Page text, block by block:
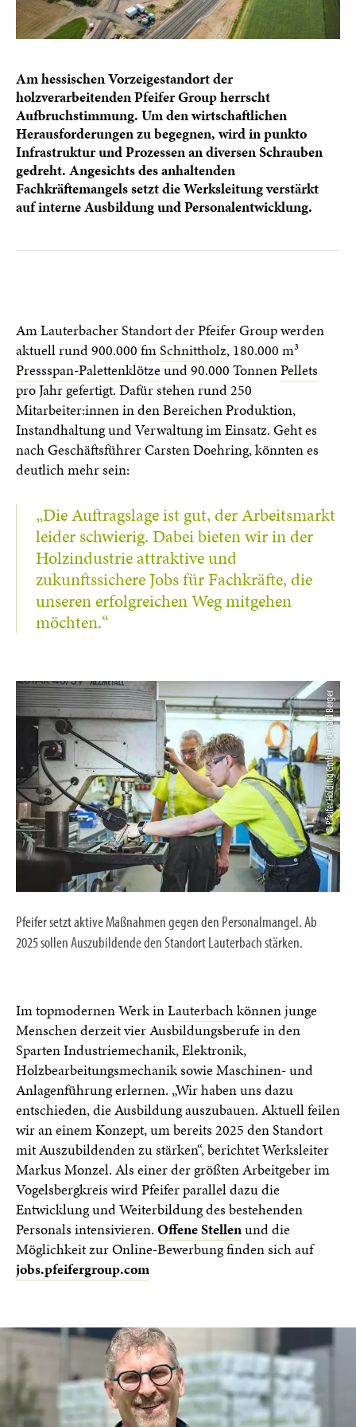
Am hessischen Vorzeigestandort der
holzverarbeitenden Pfeifer Group herrscht
Aufbruchstimmung. Um den wirtschaftlichen
Herausforderungen zu begegnen, wird in punkto
Infrastruktur und Prozessen an diversen Schrauben
gedreht. Angesichts des anhaltenden
Fachkräftemangels setzt die Werksleitung verstärkt
auf interne Ausbildung und Personalentwicklung.
Am Lauterbacher Standort der Pfeifer Group werden
aktuell rund 900.000 fmSchnittholz, 180.000 m³
Pressspan-Palettenklötzeund 90.000 TonnenPellets
pro Jahr gefertigt. Dafür stehen rund 250
Mitarbeiter:innen in den Bereichen Produktion,
Instandhaltung und Verwaltung im Einsatz. Geht es
nach Geschäftsführer Carsten Doehring, könnten es
deutlich mehr sein:
„Die Auftragslage ist gut, der Arbeitsmarkt
leider schwierig. Dabei bieten wir in der
Holzindustrie attraktive und
zukunftssichere Jobs für Fachkräfte, die
unseren erfolgreichen Weg mitgehen
möchten.“
© Pfeifer Holding GmbH – Gerhard Berger
Pfeifer setzt aktive Maßnahmen gegen den Personalmangel. Ab
2025 sollen Auszubildende den Standort Lauterbach stärken.
Im topmodernen Werk inLauterbachkönnen junge
Menschen derzeit vier Ausbildungsberufe in den
Sparten Industriemechanik, Elektronik,
Holzbearbeitungsmechanik sowie Maschinen- und
Anlagenführung erlernen. „Wir haben uns dazu
entschieden, die Ausbildung auszubauen. Aktuell feilen
wir an einem Konzept, um bereits 2025 den Standort
mit Auszubildenden zu stärken“, berichtet Werksleiter
Markus Monzel. Als einer der größten Arbeitgeber im
Vogelsbergkreis wird Pfeifer parallel dazu die
Entwicklung und Weiterbildung des bestehenden
Personals intensivieren.Offene Stellenund die
Möglichkeit zur Online-Bewerbung finden sich auf
jobs.pfeifergroup.com